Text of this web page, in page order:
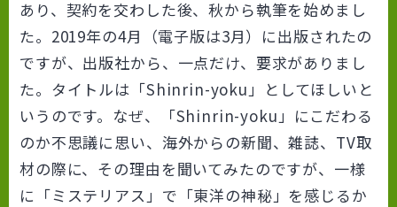
あり、契約を交わした後、秋から執筆を始めまし
た。2019年の4月（電子版は3月）に出版されたの
ですが、出版社から、一点だけ、要求がありまし
た。タイトルは「Shinrin-yoku」としてほしいと
いうのです。なぜ、「Shinrin-yoku」にこだわる
のか不思議に思い、海外からの新聞、雑誌、TV取
材の際に、その理由を聞いてみたのですが、一様
に「ミステリアス」で「東洋の神秘」を感じるか